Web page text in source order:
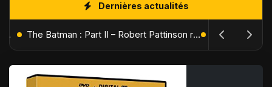
Dernières actualités
L'Âge de Glace : Le Réveil du Volcan – Manny, Sid et Diego de retour pour une aventure explosive The Batman : Part II – Robert Pattinson replonge dans les ténèbres de Gotham dès octobre 2027